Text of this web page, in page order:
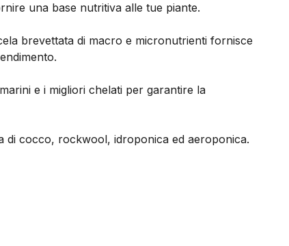
una base nutritiva alle tue piante.
brevettata di macro e micronutrienti fornisce
e i migliori chelati per garantire la
di cocco, rockwool, idroponica ed aeroponica.